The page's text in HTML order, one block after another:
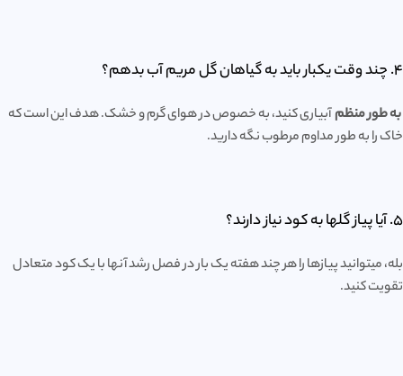
4. چند وقت یکبار باید به گیاهان گل مریم آب بدهم؟
به طور منظمآبیاری کنید، به خصوص در هوای گرم و خشک. هدف این است که
خاک را به طور مداوم مرطوب نگه دارید.
5. آیا پیاز گلها به کود نیاز دارند؟
بله، میتوانید پیازها را هر چند هفته یک بار در فصل رشد آنها با یک کود متعادل
تقویت کنید.